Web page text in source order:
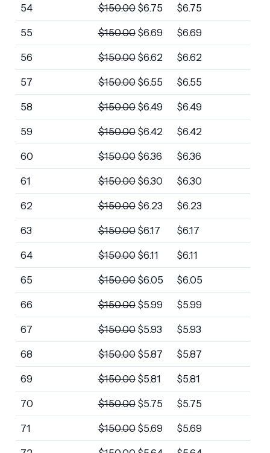
54 $150.00 $6.75 $6.75
55 $150.00 $6.69 $6.69
56 $150.00 $6.62 $6.62
57 $150.00 $6.55 $6.55
58 $150.00 $6.49 $6.49
59 $150.00 $6.42 $6.42
60 $150.00 $6.36 $6.36
61 $150.00 $6.30 $6.30
62 $150.00 $6.23 $6.23
63 $150.00 $6.17 $6.17
64 $150.00 $6.11 $6.11
65 $150.00 $6.05 $6.05
66 $150.00 $5.99 $5.99
67 $150.00 $5.93 $5.93
68 $150.00 $5.87 $5.87
69 $150.00 $5.81 $5.81
70 $150.00 $5.75 $5.75
71 $150.00 $5.69 $5.69